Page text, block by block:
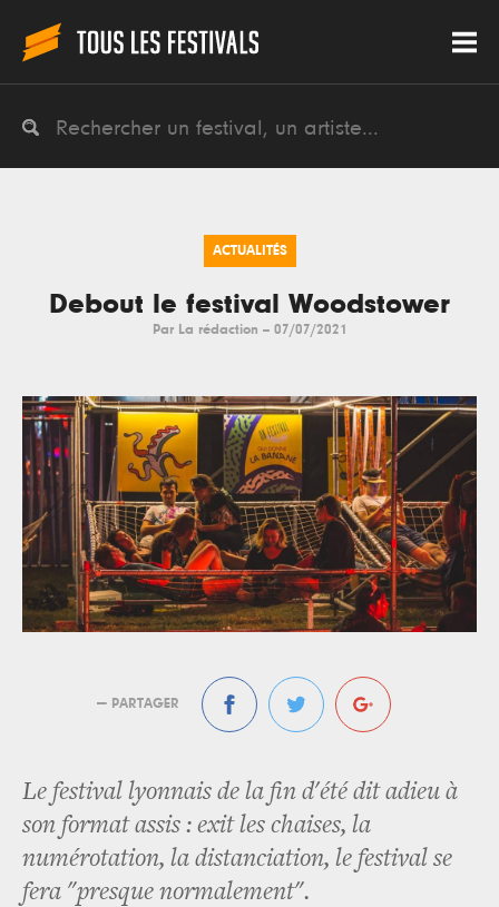
ACTUALITÉS
Debout le festival Woodstower
Par La rédaction -- 07/07/2021
— PARTAGER
Le festival lyonnais de la fin d'été dit adieu à
son format assis : exit les chaises, la
numérotation, la distanciation, le festival se
fera "presque normalement".